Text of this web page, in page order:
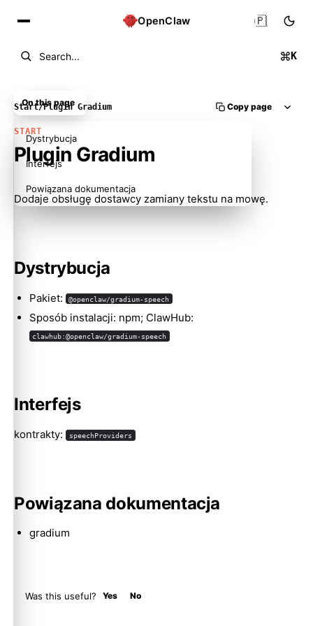
OpenClaw
Search... K
🇵🇱
Start/Plugin Gradium Copy page
START
Plugin Gradium
Dodaje obsługę dostawcy zamiany tekstu na mowę.
Dystrybucja
Pakiet: @openclaw/gradium-speech
Sposób instalacji: npm; ClawHub:
clawhub:@openclaw/gradium-speech
Interfejs
kontrakty: speechProviders
Powiązana dokumentacja
gradium
Was this useful? Yes No
On this page
Dystrybucja
Interfejs
Powiązana dokumentacja